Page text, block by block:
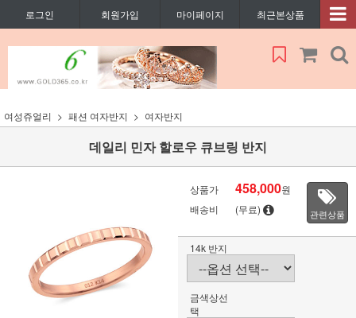
로그인 회원가입 마이페이지 최근본상품
여성쥬얼리 패션 여자반지 여자반지
데일리 민자 할로우 큐브링 반지
상품가 458,000원
배송비
(무료) 관련상품
14k 반지
금색상선
택